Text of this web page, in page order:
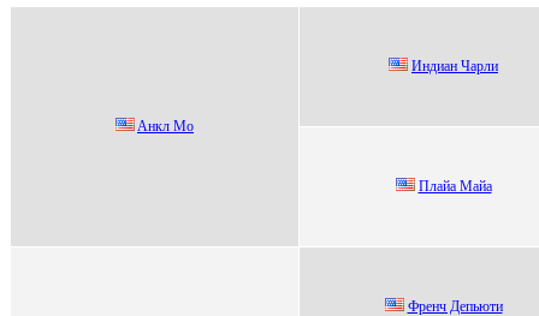
Aнкл Mо
Индиан Чарли
Плaйa Maйa
Фрeнч Дeпьюти